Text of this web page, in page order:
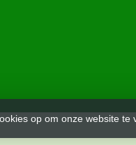
op om onze website te